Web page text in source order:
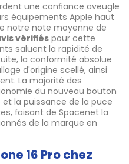
une confiance aveugle
équipements Apple haut
notre note moyenne de
vérifiés pour cette
saluent la rapidité de
la conformité absolue
d'origine scellé, ainsi
La majorité des
du nouveau bouton
la puissance de la puce
faisant de Spacenet la
de la marque en
16 Pro chez